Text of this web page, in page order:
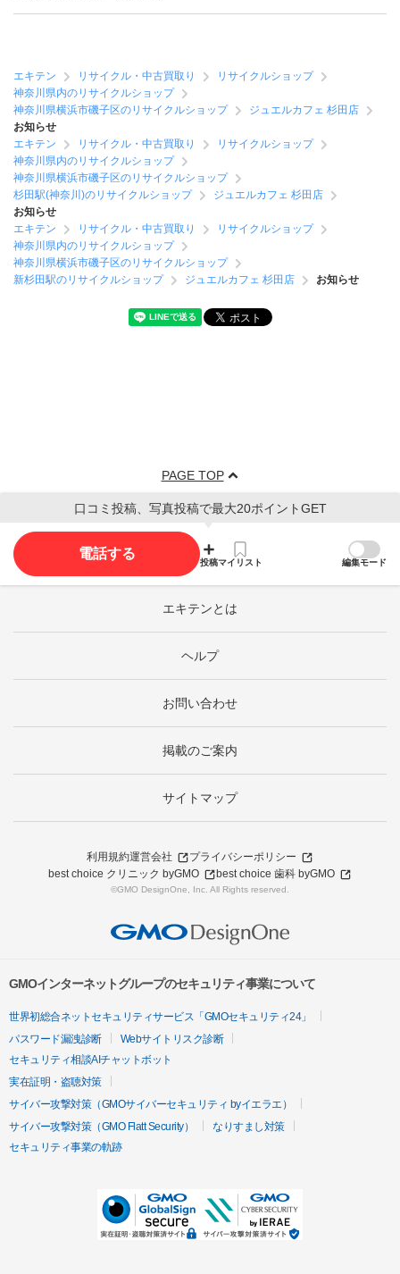
エキテン リサイクル・中古買取り
リサイクルショップ
神奈川県内のリサイクルショップ
神奈川県横浜市磯子区のリサイクルショップ
ジュエルカフェ 杉田店
お知らせ
エキテン
リサイクル・中古買取り
リサイクルショップ
神奈川県内のリサイクルショップ
神奈川県横浜市磯子区のリサイクルショップ
杉田駅(神奈川)のリサイクルショップ
ジュエルカフェ 杉田店
お知らせ
エキテン
リサイクル・中古買取り
リサイクルショップ
神奈川県内のリサイクルショップ
神奈川県横浜市磯子区のリサイクルショップ
新杉田駅のリサイクルショップ
ジュエルカフェ 杉田店 お知らせ
PAGE TOP
口コミ投稿、写真投稿で最大20ポイントGET
電話する
投稿マイリスト 編集モード
エキテンとは
ヘルプ
お問い合わせ
掲載のご案内
サイトマップ
利用規約運営会社
プライバシーポリシー
best choice クリニック byGMO
best choice 歯科 byGMO
©GMO DesignOne, Inc. All Rights reserved.
GMOインターネットグループのセキュリティ事業について
世界初総合ネットセキュリティサービス「GMOセキュリティ24」
パスワード漏洩診断
Webサイトリスク診断
セキュリティ相談AIチャットボット
実在証明・盗聴対策
サイバー攻撃対策（GMOサイバーセキュリティ byイエラエ）
サイバー攻撃対策（GMO Flatt Security）
なりすまし対策
セキュリティ事業の軌跡